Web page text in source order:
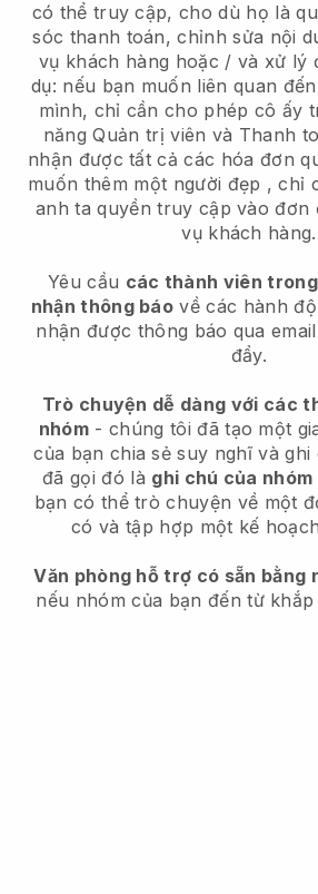
có thể truy cập, cho dù họ là
sóc thanh toán, chỉnh sửa nội
vụ khách hàng hoặc / và xử lý
dụ: nếu bạn muốn liên quan
mình, chỉ cần cho phép cô ấy
năng Quản trị viên và Thanh
nhận được tất cả các hóa đơn
muốn thêm một người đẹp , chỉ
anh ta quyền truy cập vào đơn
vụ khách hàng.
Yêu cầu các thành viên
nhận thông báo về các hành
nhận được thông báo qua
đẩy.
Trò chuyện dễ dàng với các
nhóm - chúng tôi đã tạo một
của bạn chia sẻ suy nghĩ và
đã gọi đó là ghi chú của
bạn có thể trò chuyện về một
có và tập hợp một kế
Văn phòng hỗ trợ có sẵn bằng
nếu nhóm của bạn đến từ